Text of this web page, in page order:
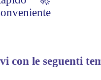
con le seguenti